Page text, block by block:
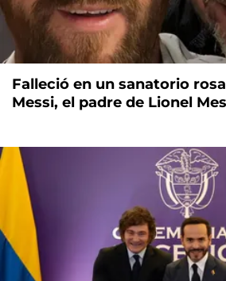
Falleció en un sanatorio
Messi, el padre de Lionel